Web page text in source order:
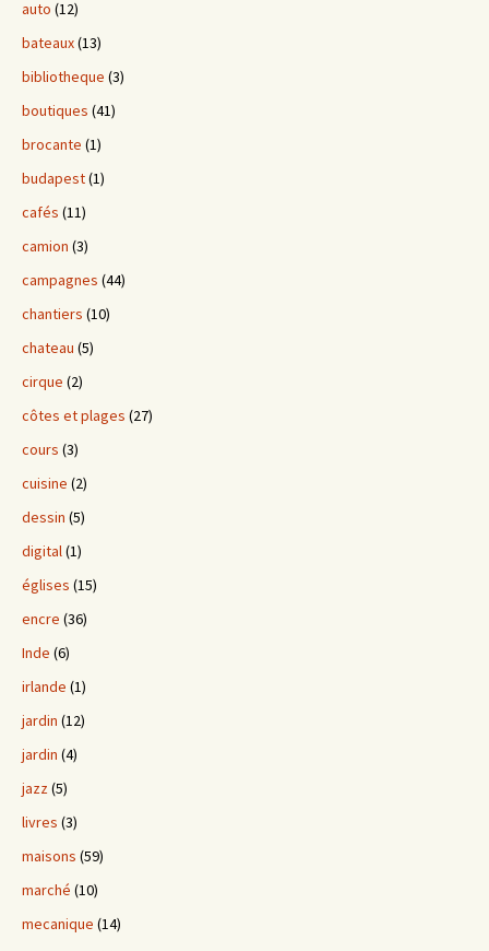
auto (12)
bateaux(13)
bibliotheque (3)
boutiques (41)
brocante (1)
budapest(1)
cafés (11)
camion (3)
campagnes (44)
chantiers (10)
chateau (5)
cirque (2)
côtes et plages (27)
cours (3)
cuisine (2)
dessin (5)
digital(1)
églises (15)
encre (36)
Inde (6)
irlande (1)
jardin (12)
jardin (4)
jazz(5)
livres (3)
maisons (59)
marché (10)
mecanique (14)